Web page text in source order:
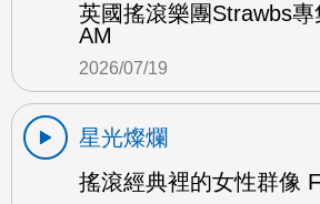
英國搖滾樂團Strawbs
AM
2026/07/19
星光燦爛
搖滾經典裡的女性群像